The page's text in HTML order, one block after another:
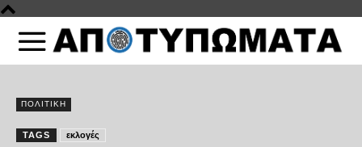
ΠΟΛΙΤΙΚΗ
TAGS εκλογές